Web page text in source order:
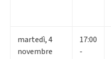
martedì,4
novembre
17:00
-